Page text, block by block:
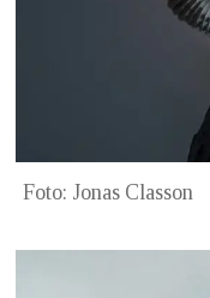
Foto: Jonas Classon